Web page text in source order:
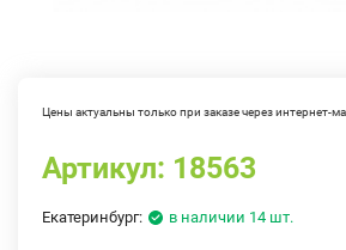
Цены актуальны только при заказе через интернет-
Артикул: 18563
Екатеринбург: в наличии 14 шт.